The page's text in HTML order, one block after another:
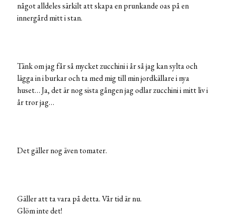
något alldeles särkilt att skapa en prunkande oas på en
innergård mitt i stan.
Tänk om jag får så mycket zucchini i år så jag kan sylta och
lägga in i burkar och ta med mig till min jordkällare i nya
huset… Ja, det är nog sista gången jag odlar zucchini i mitt liv i
år tror jag…
Det gäller nog även tomater.
Gäller att ta vara på detta. Vår tid är nu.
Glöm inte det!